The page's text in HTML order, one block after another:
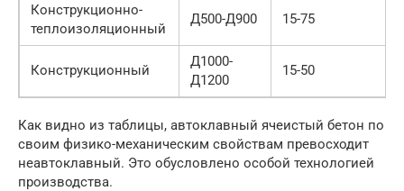
Конструкционно-
теплоизоляционный
Д500-Д900 15-75
Конструкционный
Д1000-
Д1200
15-50
Как видно из таблицы, автоклавный ячеистый бетон по
своим физико-механическим свойствам превосходит
неавтоклавный. Это обусловлено особой технологией
производства.